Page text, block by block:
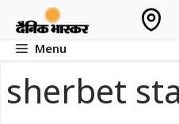
contentMenu
sherbet